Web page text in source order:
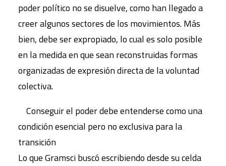
poder político no se disuelve, como han llegado a
creer algunos sectores de los movimientos. Más
bien, debe ser expropiado, lo cual es solo posible
en la medida en que sean reconstruidas formas
organizadas de expresión directa de la voluntad
colectiva.
Conseguir el poder debe entenderse como una
condición esencial pero no exclusiva para la
transición
Lo que Gramsci buscó escribiendo desde su celda